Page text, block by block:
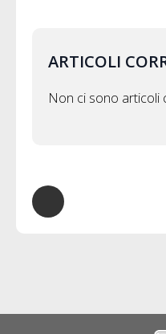
ARTICOLI
Non ci sono articoli